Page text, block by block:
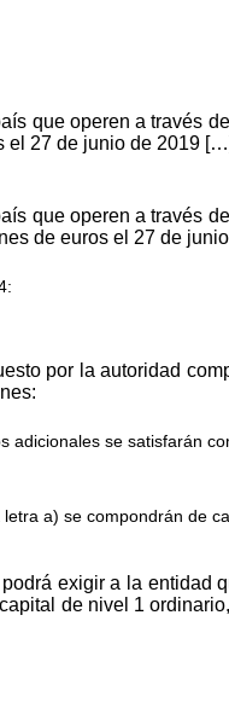
que operen a través
el 27 de junio de 2019
que operen a través
de euros el 27 de
por la autoridad
adicionales se satisfarán
a) se compondrán de
exigir a la entidad
de nivel 1